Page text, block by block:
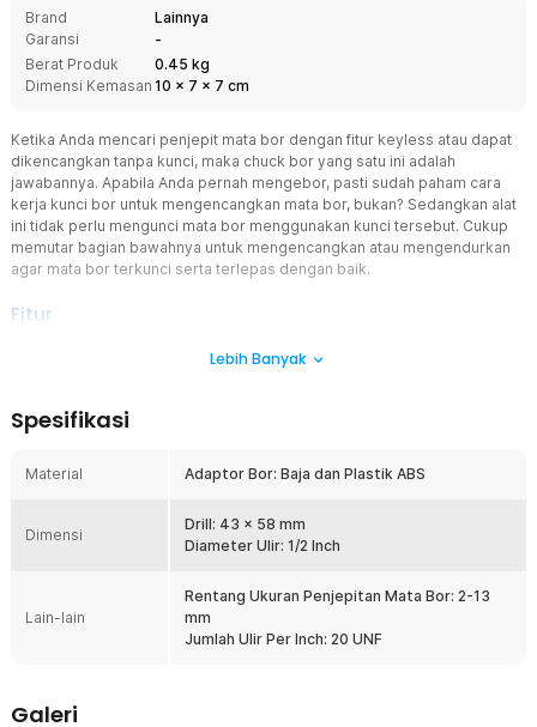
Brand
Lainnya
Garansi
-
Berat Produk
0.45 kg
Dimensi Kemasan 10 x 7 x 7 cm
Ketika Anda mencari penjepit mata bor dengan fitur keyless atau dapat
dikencangkan tanpa kunci, maka chuck bor yang satu ini adalah
jawabannya. Apabila Anda pernah mengebor, pasti sudah paham cara
kerja kunci bor untuk mengencangkan mata bor, bukan? Sedangkan alat
ini tidak perlu mengunci mata bor menggunakan kunci tersebut. Cukup
memutar bagian bawahnya untuk mengencangkan atau mengendurkan
agar mata bor terkunci serta terlepas dengan baik.
Fitur
Terbuat dari Bahan Berkualitas
rupa agar mendapatkan hasil yang terbaik. Dijamin sangat kuat
Cengkeraman Presisi
presisi tinggi, chuck ini mampu menjepit mata bor dengan erat
tanpa tergelincir. Hal ini memberikan hasil pengeboran yang lebih
Menghemat Tenaga Kerja
Melepas kunci bor menggunakan kunci memang pekerjaan yang
memudahkan pekerjaan tersebut. Dapat menghemat tenaga kerja
Lebih Banyak
Spesifikasi
Material Adaptor Bor: Baja dan Plastik ABS
Dimensi
Drill: 43 x 58 mm
Diameter Ulir: 1/2 Inch
Lain-lain
Rentang Ukuran Penjepitan Mata Bor: 2-13
mm
Jumlah Ulir Per Inch: 20 UNF
Galeri